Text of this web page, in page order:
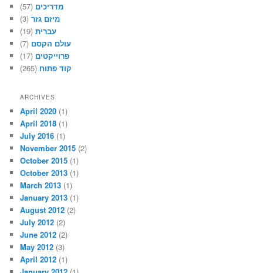
מדריכים (57)
מיזם גזר(3)
עברית(19)
עולם הקסם (7)
פרוייקטים (17)
קוד פתוח (265)
ARCHIVES
April 2020 (1)
April 2018 (1)
July 2016 (1)
November 2015 (2)
October 2015 (1)
October 2013 (1)
March 2013 (1)
January 2013 (1)
August 2012 (2)
July 2012 (2)
June 2012 (2)
May 2012 (3)
April 2012 (1)